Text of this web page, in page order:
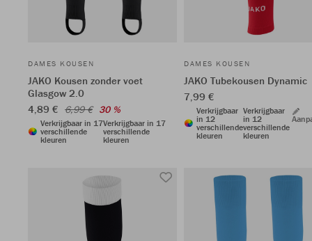
DAMES KOUSEN
JAKO Kousen zonder voet
Glasgow 2.0
4,89 € 6,99 € 30 %
Verkrijgbaar in 17
verschillende
kleuren
Verkrijgbaar in 17
verschillende
kleuren
DAMES KOUSEN
JAKO Tubekousen Dynamic
7,99 €
Verkrijgbaar
in 12
verschillende
kleuren
Verkrijgbaar
in 12
verschillende
kleuren